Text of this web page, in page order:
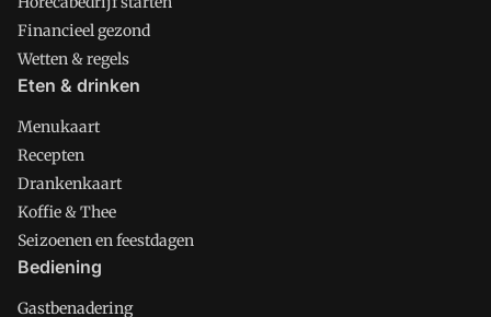
Financieel gezond
Wetten & regels
Eten & drinken
Menukaart
Recepten
Drankenkaart
Koffie & Thee
Seizoenen en feestdagen
Bediening
Gastbenadering